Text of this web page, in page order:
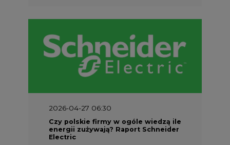
2026-04-27 06:30
Czy polskie firmy w ogóle wiedzą ile
energii zużywają? Raport Schneider
Electric